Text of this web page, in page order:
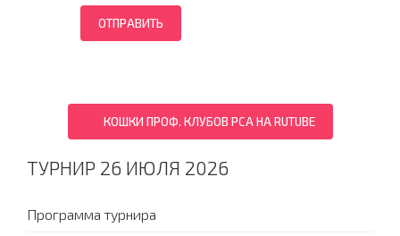
ОТПРАВИТЬ
КОШКИ ПРОФ. КЛУБОВ PCA НА RUTUBE
ТУРНИР 26 ИЮЛЯ 2026
Программа турнира